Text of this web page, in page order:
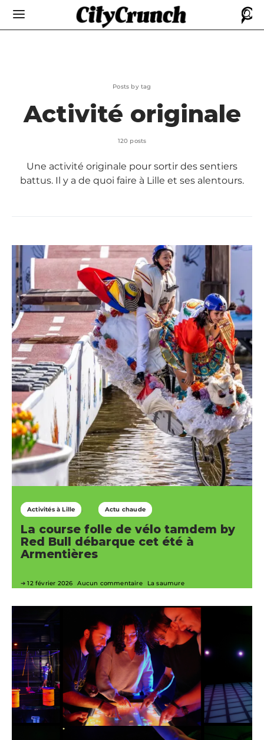
Posts by tag
Activité originale
120 posts
Une activité originale pour sortir des sentiers
battus. Il y a de quoi faire à Lille et ses alentours.
Activités à Lille Actu chaude
La course folle de vélo tamdem by
Red Bull débarque cet été à
Armentières
12 février 2026 Aucun commentaire La saumure